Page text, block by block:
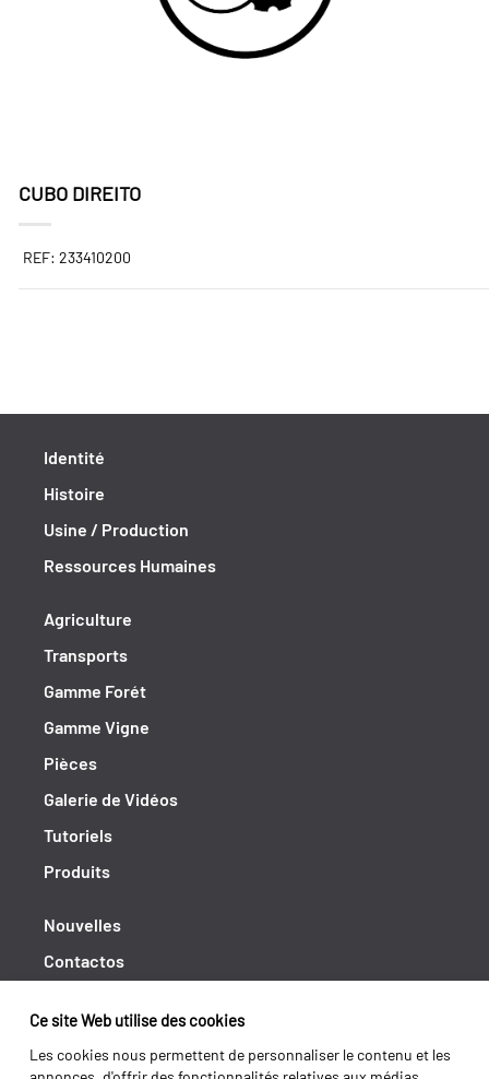
Ce site Web utilise des cookies
Les cookies nous permettent de personnaliser le contenu et les
CUBO DIREITO
REF: 233410200
Identité
Histoire
Usine / Production
Ressources Humaines
Agriculture
Transports
Gamme Forét
Gamme Vigne
Pièces
Galerie de Vidéos
Tutoriels
Produits
Nouvelles
Contactos
Shipping returns
Politique de Privacité